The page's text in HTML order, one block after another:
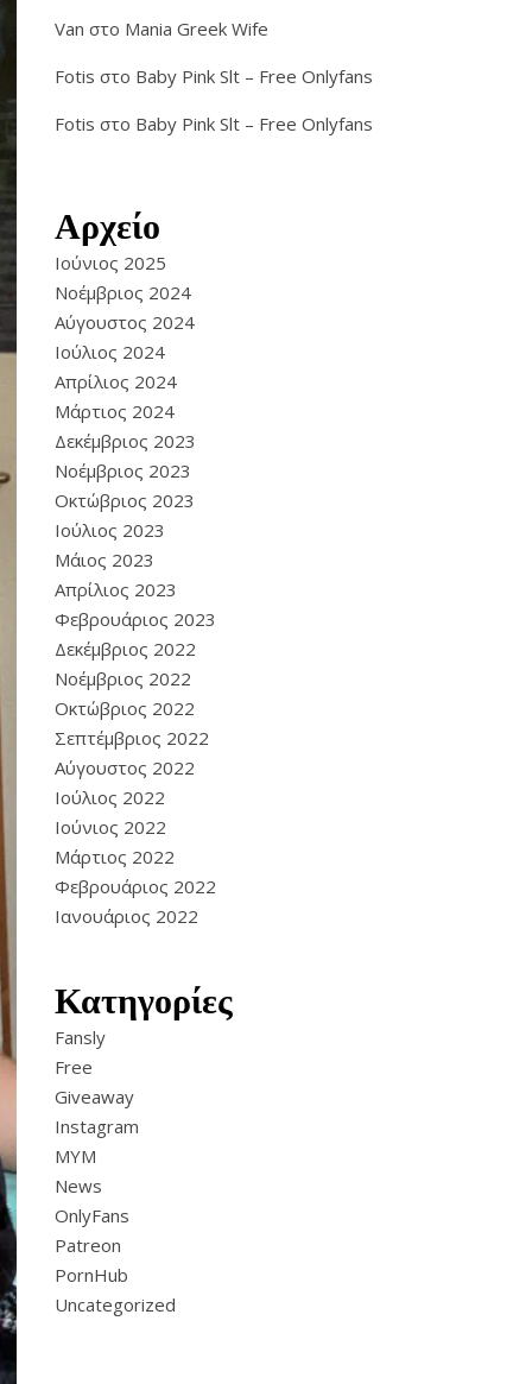
Van στο Mania Greek Wife
Fotis στο Baby Pink Slt – Free Onlyfans
Fotis στο Baby Pink Slt – Free Onlyfans
Αρχείο
Ιούνιος 2025
Νοέμβριος 2024
Αύγουστος 2024
Ιούλιος 2024
Απρίλιος 2024
Μάρτιος 2024
Δεκέμβριος 2023
Νοέμβριος 2023
Οκτώβριος 2023
Ιούλιος 2023
Μάιος 2023
Απρίλιος 2023
Φεβρουάριος 2023
Δεκέμβριος 2022
Νοέμβριος 2022
Οκτώβριος 2022
Σεπτέμβριος 2022
Αύγουστος 2022
Ιούλιος 2022
Ιούνιος 2022
Μάρτιος 2022
Φεβρουάριος 2022
Ιανουάριος 2022
Κατηγορίες
Fansly
Free
Giveaway
Instagram
MYM
News
OnlyFans
Patreon
PornHub
Uncategorized